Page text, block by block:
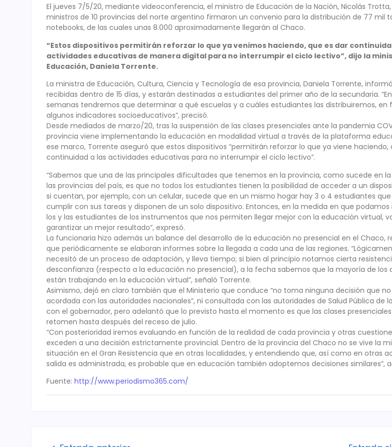
El jueves 7/5/20, mediante videoconferencia, el ministro de Educación de la Nación, Nicolás Trotta,
ministros de 10 provincias del norte argentino firmaron un convenio para la distribución de 77 mil
notebooks, de las cuales unas 8.000 aproximadamente llegarán al Chaco.
“Estos dispositivos permitirán reforzar lo que ya venimos haciendo, que es dar
actividades educativas de manera digital para no interrumpir el ciclo lectivo”, dijo la
Educación, Daniela Torrente.
La ministra de Educación, Cultura, Ciencia y Tecnología de esa provincia, Daniela Torrente,
recibidas dentro de 15 días, y estarán destinadas a estudiantes del primer año de la secundaria.
semanas tendremos que determinar a qué escuelas y a cuáles estudiantes las distribuiremos, en
algunos indicadores socioeducativos”, precisó.
Desde mediados de marzo/20, tras la suspensión de las clases presenciales ante la pandemia
provincia viene implementando la educación en modalidad virtual a través de la plataforma
ese marco, Torrente aseguró que estos dispositivos “permitirán reforzar lo que ya viene haciendo,
continuidad a las actividades educativas para no interrumpir el ciclo lectivo”.
“Sabemos que una de las principales dificultades que tenemos en la provincia, como sucede en
las provincias del país, es que no todos los estudiantes tienen la posibilidad de acceder a un
si cuentan, por ejemplo, con un celular, sucede que en un mismo hogar hay 3 o 4 estudiantes
cumplir con sus tareas y disponen de un solo dispositivo. Entonces, en la medida en que
los y las estudiantes de los instrumentos que nos permiten llegar mejor con la educación virtual,
garantizar un mejor resultado”, expresó.
La funcionaria hizo además un balance del desarrollo de la educación no presencial en el Chaco,
que periódicamente se elaboran informes sobre la llegada a cada una de las regiones.
necesitó de un proceso de adaptación, y lleva tiempo; si bien al principio notamos cierta
desconfianza (respecto a la educación no presencial), a la fecha sabemos que la mayoría de los
están trabajando en la educación virtual”, señaló Torrente.
Asimismo, dejó en claro también que el Ministerio que conduce “no toma ninguna decisión que no
acordada con las autoridades nacionales”, ni consultada con las autoridades de Salud Pública de
con el gobernador, pero adelantó que lo previsto hasta el momento es que las clases
retomen hasta después del receso de julio.
“Con posterioridad iremos evaluando en función de la realidad de cada provincia y otras
exceden a una decisión estrictamente provincial. Dentro de la provincia del Chaco no se vive la
situación en el Gran Resistencia que en otras localidades, y entendiendo que, así como en otras
salida es administrada, es probable que en educación también adoptemos decisiones similares”,
Fuente: http://www.periodismo365.com/